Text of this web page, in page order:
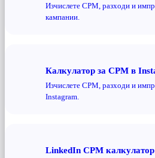
Изчислете CPM, разходи и
кампании.
Калкулатор за CPM в
Изчислете CPM, разходи и
Instagram.
LinkedIn CPM калкулатор